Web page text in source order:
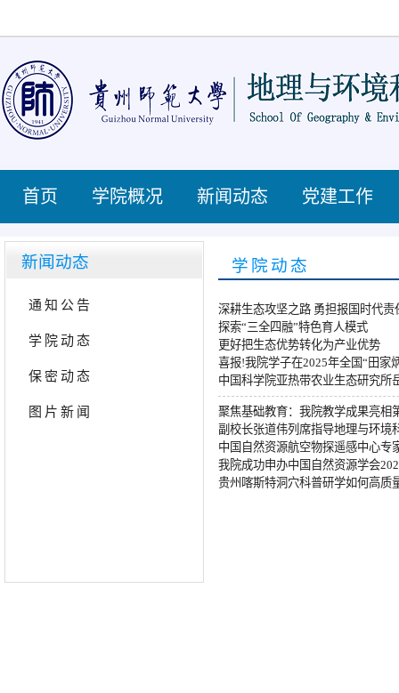
首页 学院概况 新闻动态 党建工作
新闻动态
通知公告
学院动态
保密动态
图片新闻
学院动态
深耕生态攻坚之路 勇担报国时代责
探索“三全四融”特色育人模式
更好把生态优势转化为产业优势
喜报!我院学子在2025年全国“田家
中国科学院亚热带农业生态研究所
聚焦基础教育：我院教学成果亮相
副校长张道伟列席指导地理与环境
中国自然资源航空物探遥感中心专
我院成功申办中国自然资源学会
贵州喀斯特洞穴科普研学如何高质